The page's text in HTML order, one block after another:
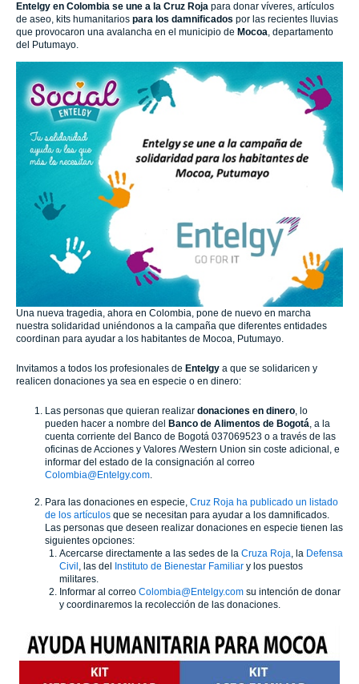
Entelgy en Colombia se une a la Cruz Roja para donar víveres, artículos
de aseo, kits humanitarios para los damnificados por las recientes lluvias
que provocaron una avalancha en el municipio de Mocoa , departamento
del Putumayo.
Una nueva tragedia, ahora en Colombia, pone de nuevo en marcha
nuestra solidaridad uniéndonos a la campaña que diferentes entidades
coordinan para ayudar a los habitantes de Mocoa, Putumayo.
Invitamos a todos los profesionales de Entelgy a que se solidaricen y
realicen donaciones ya sea en especie o en dinero:
Las personas que quieran realizar donaciones en dinero, lo
pueden hacer a nombre del
Banco de Alimentos de Bogotá, a la
cuenta corriente del Banco de Bogotá 037069523 o a través de las
oficinas de Acciones y Valores /Western Union sin coste adicional, e
informar del estado de la consignación al correo
Colombia@Entelgy.com.
Para las donaciones en especie, Cruz Roja ha publicado un listado
de los artículos que se necesitan para ayudar a los damnificados.
Las personas que deseen realizar donaciones en especie tienen las
siguientes opciones:
Acercarse directamente a las sedes de la Cruza Roja, la Defensa
Civil , las del Instituto de Bienestar Familiar y los puestos
militares.
Informar al correo Colombia@Entelgy.com su intención de donar
y coordinaremos la recolección de las donaciones.